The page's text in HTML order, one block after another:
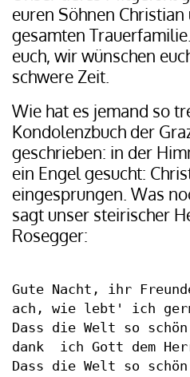
euren Söhnen
gesamten
euch, wir wünschen
schwere Zeit.
Wie hat es jemand so
Kondolenzbuch der
geschrieben: in der
ein Engel gesucht:
eingesprungen. Was
sagt unser steirischer
Rosegger:
Gute Nacht, ihr
ach, wie lebt' ich
Dass die Welt so
dank  ich Gott dem
Dass die Welt so